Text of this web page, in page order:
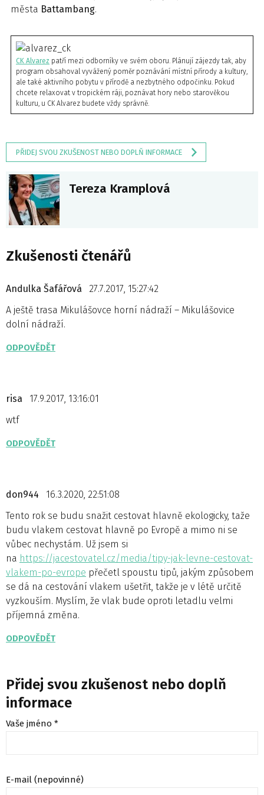
města Battambang.
CK Alvarez patří mezi odborníky ve svém oboru. Plánují zájezdy tak, aby
program obsahoval vyvážený poměr poznávání místní přírody a kultury,
ale také aktivního pobytu v přírodě a nezbytného odpočinku. Pokud
chcete relaxovat v tropickém ráji, poznávat hory nebo starověkou
kulturu, u CK Alvarez budete vždy správně.
PŘIDEJ SVOU ZKUŠENOST NEBO DOPLŇ INFORMACE
Tereza Kramplová
Zkušenosti čtenářů
Andulka Šafářová
27.7.2017, 15:27:42
A ještě trasa Mikulášovce horní nádraží – Mikulášovice
dolní nádraží.
ODPOVĚDĚT
risa
17.9.2017, 13:16:01
wtf
ODPOVĚDĚT
don944
16.3.2020, 22:51:08
Tento rok se budu snažit cestovat hlavně ekologicky, taže
budu vlakem cestovat hlavně po Evropě a mimo ni se
vůbec nechystám. Už jsem si
na https://jacestovatel.cz/media/tipy-jak-levne-cestovat-
vlakem-po-evrope přečetl spoustu tipů, jakým způsobem
se dá na cestování vlakem ušetřit, takže je v létě určitě
vyzkouším. Myslím, že vlak bude oproti letadlu velmi
příjemná změna.
ODPOVĚDĚT
Přidej svou zkušenost nebo doplň
informace
Vaše jméno *
E-mail (nepovinné)